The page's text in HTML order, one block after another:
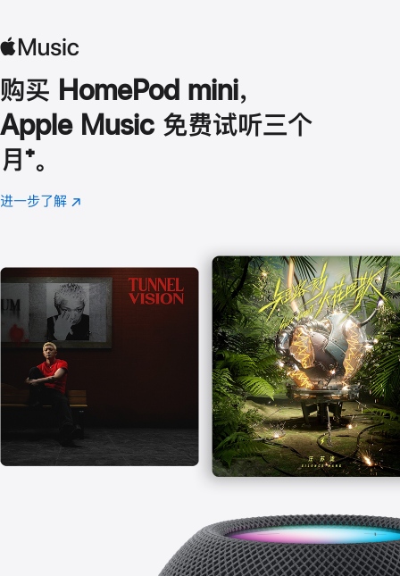
购买 HomePod mini，
Apple Music 免费试听三个
月 脚
注
⁺。
进一步了解 Apple
(在
口
中
打
开)